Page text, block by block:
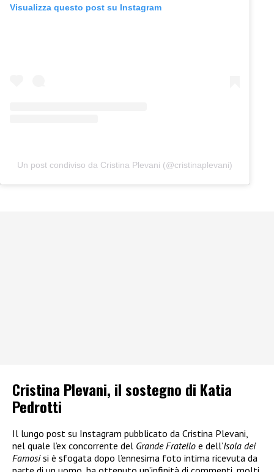
Visualizza questo post su Instagram
Un post condiviso da Cristina Plevani (@cristinaplevani)
Cristina Plevani, il sostegno di Katia
Pedrotti
Il lungo post su Instagram pubblicato da Cristina Plevani,
nel quale l’ex concorrente del Grande Fratello e dell’Isola dei
Famosisi è sfogata dopo l’ennesima foto intima ricevuta da